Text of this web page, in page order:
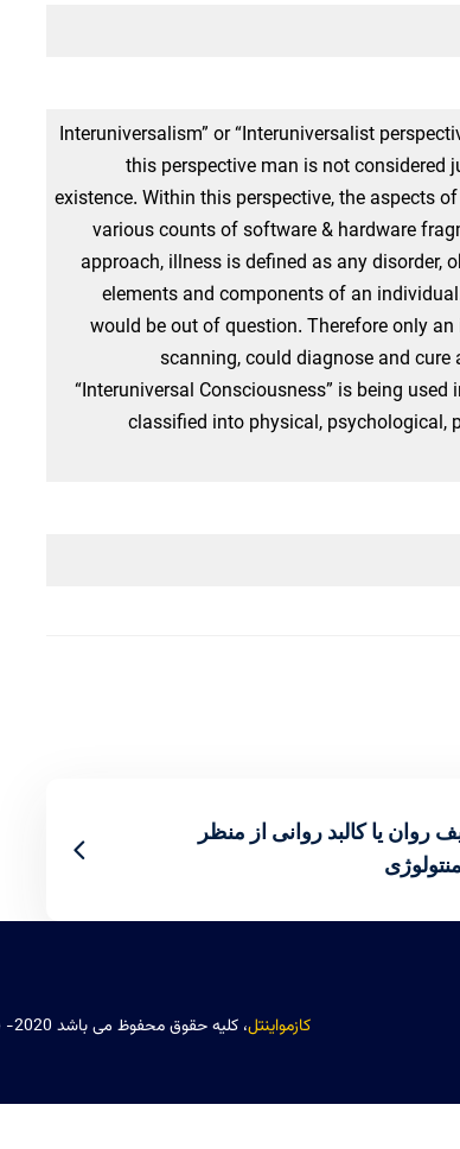
“Interuniversalism” or “Interuniversalist
this perspective man is not considered
existence. Within this perspective, the aspects
various counts of software & hardware
approach, illness is defined as any
elements and components of an
would be out of question. Therefore only
scanning, could diagnose and
“Interuniversal Consciousness” is being
classified into physical, psychological,
روان یا کالبد روانی از منظر
کازمواینتل، کلیه حقوق محفوظ می باشد 2020- 2026©